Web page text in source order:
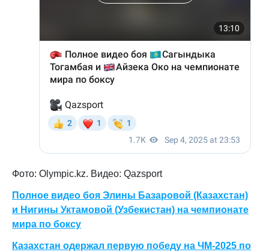
Фото: Olympic.kz. Видео: Qazsport
Полное видео боя Элины Базаровой (Казахстан)
и Нигины Уктамовой (Узбекистан) на чемпионате
мира по боксу
Казахстан одержал первую победу на ЧМ-2025 по